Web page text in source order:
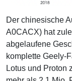
Der chinesische
A0CACX) hat
abgelaufene
komplette Geely-
Lotus und Proton